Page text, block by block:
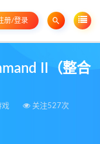
册/登录
II（整合
关注527次